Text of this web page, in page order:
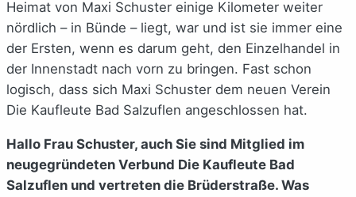
Heimat von Maxi Schuster einige Kilometer weiter
nördlich – in Bünde – liegt, war und ist sie immer eine
der Ersten, wenn es darum geht, den Einzelhandel in
der Innenstadt nach vorn zu bringen. Fast schon
logisch, dass sich Maxi Schuster dem neuen Verein
Die Kaufleute Bad Salzuflen angeschlossen hat.
Hallo Frau Schuster, auch Sie sind Mitglied im
neugegründeten Verbund Die Kaufleute Bad
Salzuflen und vertreten die Brüderstraße. Was